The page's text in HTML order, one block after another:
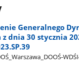
Generalnego
dnia 30 stycznia